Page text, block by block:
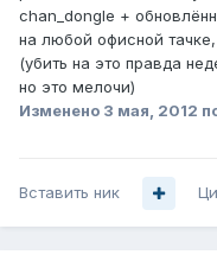
chan_dongle +
на любой офисной
(убить на это правда
но это мелочи)
Изменено 3 мая, 2012
Вставить ник